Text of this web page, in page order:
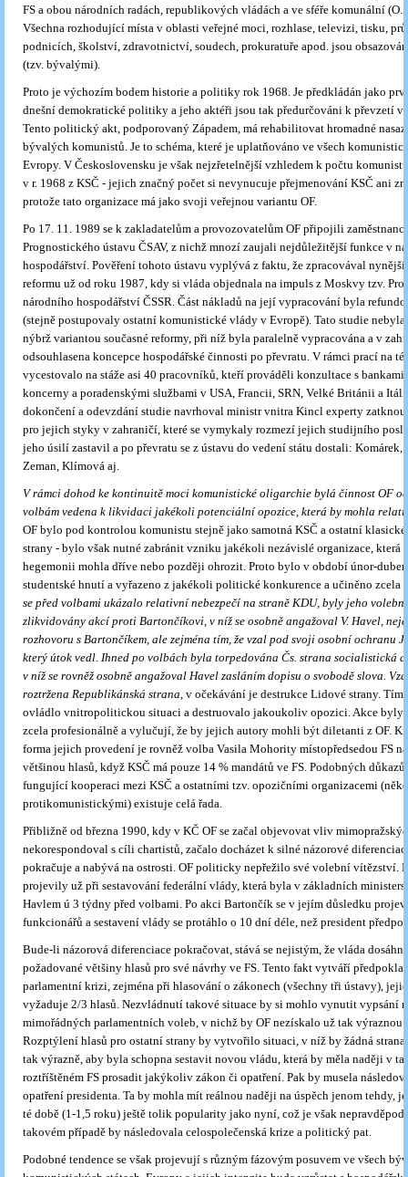
FS a obou národních radách, republikových vládách a ve sféře komunální (O.
Všechna rozhodující místa v oblasti veřejné moci, rozhlase, televizi, tisku,
podnicích, školství, zdravotnictví, soudech, prokuratuře apod. jsou
(tzv. bývalými).
Proto je výchozím bodem historie a politiky rok 1968. Je předkládán jako
dnešní demokratické politiky a jeho aktéři jsou tak předurčováni k převzetí
Tento politický akt, podporovaný Západem, má rehabilitovat hromadné
bývalých komunistů. Je to schéma, které je uplatňováno ve všech
Evropy. V Československu je však nejzřetelnější vzhledem k počtu
v r. 1968 z KSČ - jejich značný počet si nevynucuje přejmenování KSČ ani
protože tato organizace má jako svoji veřejnou variantu OF.
Po 17. 11. 1989 se k zakladatelům a provozovatelům OF připojili zaměstnanci
Prognostického ústavu ČSAV, z nichž mnozí zaujali nejdůležitější funkce v
hospodářství. Pověření tohoto ústavu vyplývá z faktu, že zpracovával nynější
reformu už od roku 1987, kdy si vláda objednala na impuls z Moskvy tzv.
národního hospodářství ČSSR. Část nákladů na její vypracování byla
(stejně postupovaly ostatní komunistické vlády v Evropě). Tato studie
nýbrž variantou současné reformy, při níž byla paralelně vypracována a v
odsouhlasena koncepce hospodářské činnosti po převratu. V rámci prací na
vycestovalo na stáže asi 40 pracovníků, kteří prováděli konzultace s
koncerny a poradenskými službami v USA, Francii, SRN, Velké Británii a
dokončení a odevzdání studie navrhoval ministr vnitra Kincl experty
pro jejich styky v zahraničí, které se vymykaly rozmezí jejich studijního
jeho úsilí zastavil a po převratu se z ústavu do vedení státu dostali: Komárek,
Zeman, Klímová aj.
V rámci dohod ke kontinuitě moci komunistické oligarchie bylá činnost OF
volbám vedena k likvidaci jakékoli potenciální opozice, která by mohla
OF bylo pod kontrolou komunistu stejně jako samotná KSČ a ostatní
strany - bylo však nutné zabránit vzniku jakékoli nezávislé organizace, která
hegemonii mohla dříve nebo později ohrozit. Proto bylo v období únor-
studentské hnutí a vyřazeno z jakékoli politické konkurence a učiněno zcela
se před volbami ukázalo relativní nebezpečí na straně KDU, byly jeho
zlikvidovány akcí proti Bartončíkovi, v níž se osobně angažoval V. Havel,
rozhovoru s Bartončíkem, ale zejména tím, že vzal pod svoji osobní ochranu
který útok vedl. Ihned po volbách byla torpedována Čs. strana socialistická
v níž se rovněž osobně angažoval Havel zasláním dopisu o svobodě slova.
roztržena Republikánská strana, v očekávání je destrukce Lidové strany. Tím
ovládlo vnitropolitickou situaci a destruovalo jakoukoliv opozici. Akce byly
zcela profesionálně a vylučují, že by jejich autory mohli být diletanti z OF.
forma jejich provedení je rovněž volba Vasila Mohority místopředsedou FS
většinou hlasů, když KSČ má pouze 14 % mandátů ve FS. Podobných
fungující kooperaci mezi KSČ a ostatními tzv. opozičními organizacemi
protikomunistickými) existuje celá řada.
Přibližně od března 1990, kdy v KČ OF se začal objevovat vliv
neko­respondoval s cíli chartistů, začalo docházet k silné názorové
pokračuje a nabývá na ostrosti. OF politicky nepřežilo své volební vítězství.
projevily už při sestavování federální vlády, která byla v základních
Havlem ú 3 týdny před volbami. Po akci Bartončík se v jejím důsledku
funkcionářů a sestavení vlády se protáhlo o 10 dní déle, než president
Bude-li názorová diferenciace pokračovat, stává se nejistým, že vláda
požadované většiny hlasů pro své návrhy ve FS. Tento fakt vytváří
parlamentní krizi, zejména při hlasování o zákonech (všechny tři ústavy),
vyžaduje 2/3 hlasů. Nezvládnutí takové situace by si mohlo vynutit vypsání
mimořádných parlamentních voleb, v nichž by OF nezískalo už tak výraznou
Rozptýlení hlasů pro ostatní strany by vytvořilo situaci, v níž by žádná
tak výrazně, aby byla schopna sestavit novou vládu, která by měla naději v
roztříštěném FS prosadit jakýkoliv zákon či opatření. Pak by musela
opatření presidenta. Ta by mohla mít reálnou naději na úspěch jenom tehdy,
té době (1-1,5 roku) ještě tolik popularity jako nyní, což je však
takovém případě by následovala celospolečenská krize a politický pat.
Podobné tendence se však projevují s různým fázovým posuvem ve všech